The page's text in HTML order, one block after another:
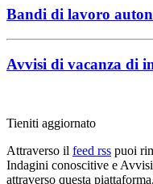
Bandi di lavoro
Avvisi di vacanza di
Tieniti aggiornato
Attraverso il feed rss puoi
Indagini conoscitive e
attraverso questa piattaforma.